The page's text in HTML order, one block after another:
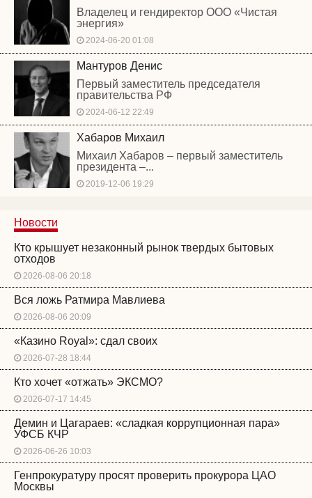
Владелец и гендиректор ООО «Чистая
энергия»
2024-06-20 01:08
Мантуров Денис
Первый заместитель председателя
правительства РФ
2024-06-12 22:49
Хабаров Михаил
Михаил Хабаров – первый заместитель
президента –...
2019-12-06 19:29
Новости
Кто крышует незаконный рынок твердых бытовых
отходов
2026-08-06 20:18
Вся ложь Ратмира Мавлиева
2026-08-06 20:09
«Казино Royal»: сдал своих
2026-07-28 18:44
Кто хочет «отжать» ЭКСМО?
2026-07-17 14:45
Демин и Цагараев: «сладкая коррупционная пара»
УФСБ КЧР
2026-06-26 10:03
Генпрокуратуру просят проверить прокурора ЦАО
Москвы